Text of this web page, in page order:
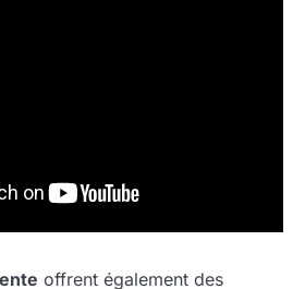
offrent également des